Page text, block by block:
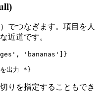
）でつなぎます。項目を人
近道です。
'bananas']}
りを指定することもでき